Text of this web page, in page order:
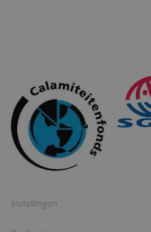
© 2026 Travel Inventive
Algemene voorwaarden
Privacy statement
Instellingen